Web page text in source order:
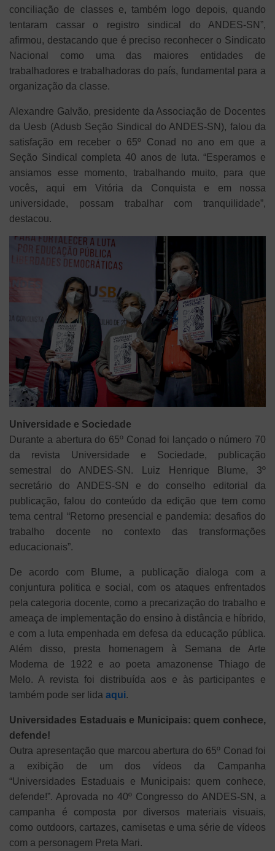
conciliação de classes e, também logo depois, quando
tentaram cassar o registro sindical do ANDES-SN”,
afirmou, destacando que é preciso reconhecer o Sindicato
Nacional como uma das maiores entidades de
trabalhadores e trabalhadoras do país, fundamental para a
organização da classe.
Alexandre Galvão, presidente da Associação de Docentes
da Uesb (Adusb Seção Sindical do ANDES-SN), falou da
satisfação em receber o 65º Conad no ano em que a
Seção Sindical completa 40 anos de luta. “Esperamos e
ansiamos esse momento, trabalhando muito, para que
vocês, aqui em Vitória da Conquista e em nossa
universidade, possam trabalhar com tranquilidade”,
destacou.
Universidade e Sociedade
Durante a abertura do 65º Conad foi lançado o número 70
da revista Universidade e Sociedade, publicação
semestral do ANDES-SN. Luiz Henrique Blume, 3º
secretário do ANDES-SN e do conselho editorial da
publicação, falou do conteúdo da edição que tem como
tema central “Retorno presencial e pandemia: desafios do
trabalho docente no contexto das transformações
educacionais”.
De acordo com Blume, a publicação dialoga com a
conjuntura politica e social, com os ataques enfrentados
pela categoria docente, como a precarização do trabalho e
ameaça de implementação do ensino à distância e híbrido,
e com a luta empenhada em defesa da educação pública.
Além disso, presta homenagem à Semana de Arte
Moderna de 1922 e ao poeta amazonense Thiago de
Melo. A revista foi distribuída aos e às participantes e
também pode ser lida aqui.
Universidades Estaduais e Municipais: quem conhece,
defende!
Outra apresentação que marcou abertura do 65º Conad foi
a exibição de um dos vídeos da Campanha
“Universidades Estaduais e Municipais: quem conhece,
defende!”. Aprovada no 40º Congresso do ANDES-SN, a
campanha é composta por diversos materiais visuais,
como outdoors, cartazes, camisetas e uma série de vídeos
com a personagem Preta Mari.